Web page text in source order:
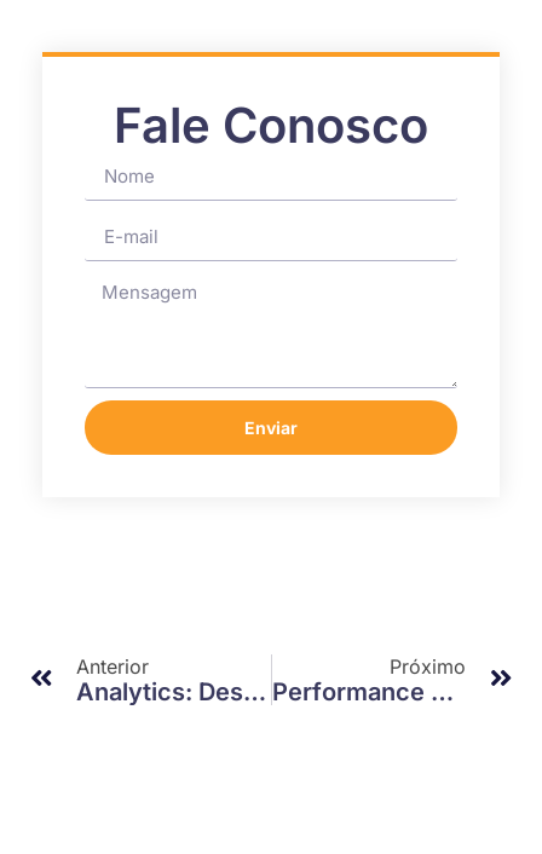
Fale Conosco
Enviar
Anterior
Analytics: Descubra Como Usar Dados Para Impulsionar Seu Negócio
Próximo
Performance Digital: Como Transformar Sua Presença Online Em Resultados Reais